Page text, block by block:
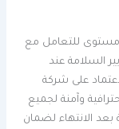
مستوى للتعامل مع
السلامة عند
على شركة
وآمنة لجميع
بعد الانتهاء لضمان